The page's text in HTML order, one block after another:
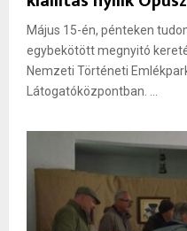
Május 15-én, pénteken
egybekötött megnyitó
Nemzeti Történeti
Látogatóközpontban. ...